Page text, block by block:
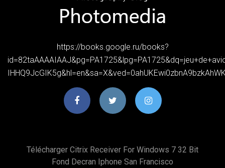
https://books.google.ru/books?
Télécharger Citrix Receiver For Windows 7 32 Bit
Fond Decran Iphone San Francisco